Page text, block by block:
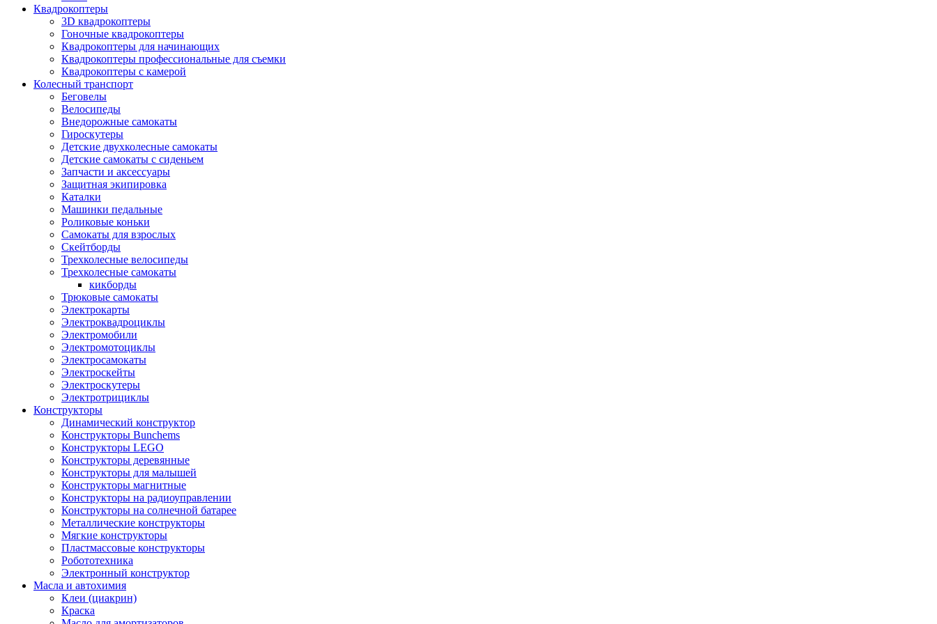
Квадрокоптеры
3D квадрокоптеры
Гоночные квадрокоптеры
Квадрокоптеры для начинающих
Квадрокоптеры профессиональные для съемки
Квадрокоптеры с камерой
Колесный транспорт
Беговелы
Велосипеды
Внедорожные самокаты
Гироскутеры
Детские двухколесные самокаты
Детские самокаты с сиденьем
Запчасти и аксессуары
Защитная экипировка
Каталки
Машинки педальные
Роликовые коньки
Самокаты для взрослых
Скейтборды
Трехколесные велосипеды
Трехколесные самокаты
кикборды
Трюковые самокаты
Электрокарты
Электроквадроциклы
Электромобили
Электромотоциклы
Электросамокаты
Электроскейты
Электроскутеры
Электротрициклы
Конструкторы
Динамический конструктор
Конструкторы Bunchems
Конструкторы LEGO
Конструкторы деревянные
Конструкторы для малышей
Конструкторы магнитные
Конструкторы на радиоуправлении
Конструкторы на солнечной батарее
Металлические конструкторы
Мягкие конструкторы
Пластмассовые конструкторы
Робототехника
Электронный конструктор
Масла и автохимия
Клеи (циакрин)
Краска